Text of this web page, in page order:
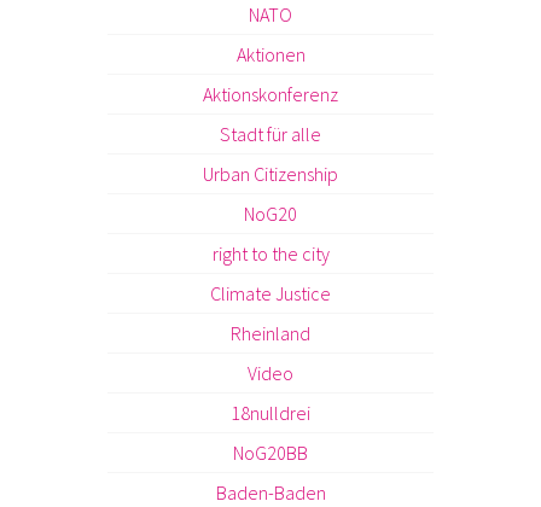
NATO
Aktionen
Aktionskonferenz
Stadt für alle
Urban Citizenship
NoG20
right to the city
Climate Justice
Rheinland
Video
18nulldrei
NoG20BB
Baden-Baden